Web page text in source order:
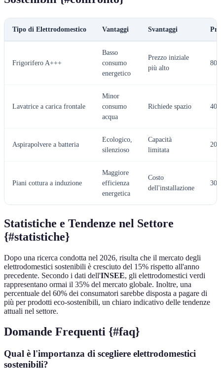
Tipo di Elettrodomestico Vantaggi Svantaggi
Frigorifero A+++
Basso
consumo
energetico
Prezzo iniziale
più alto
Lavatrice a carica frontale
Minor
consumo
acqua
Richiede spazio
Aspirapolvere a batteria
Ecologico,
silenzioso
Capacità
limitata
Piani cottura a induzione
Maggiore
efficienza
energetica
Costo
dell'installazione
Statistiche e Tendenze nel Settore
{#statistiche}
Dopo una ricerca condotta nel 2026, risulta che il mercato degli
elettrodomestici sostenibili è cresciuto del 15% rispetto all'anno
precedente. Secondo i dati dell'INSEE, gli elettrodomestici verdi
rappresentano ormai il 35% del mercato globale. Inoltre, una
percentuale del 60% dei consumatori sarebbe disposta a pagare di
più per prodotti eco-sostenibili, un chiaro indicativo delle tendenze
attuali nel settore.
Domande Frequenti {#faq}
Qual è l'importanza di scegliere elettrodomestici
sostenibili?